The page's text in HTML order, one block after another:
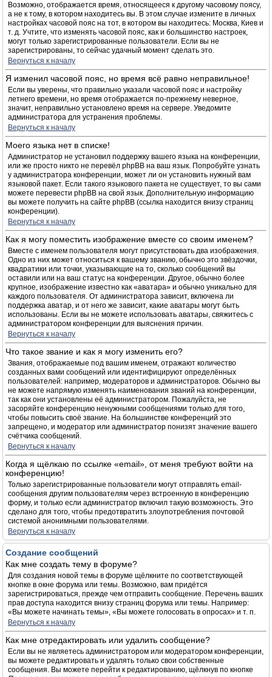
Возможно, отображается время, относящееся к другому часовому поясу,
а не к тому, в котором находитесь вы. В этом случае измените в личных
настройках часовой пояс на тот, в котором вы находитесь: Москва, Киев и
т. д. Учтите, что изменять часовой пояс, как и большинство настроек,
могут только зарегистрированные пользователи. Если вы не
зарегистрированы, то сейчас удачный момент сделать это.
Вернуться к началу
Я изменил часовой пояс, но время всё равно неправильное!
Если вы уверены, что правильно указали часовой пояс и настройку
летнего времени, но время отображается по-прежнему неверное,
значит, неправильно установлено время на сервере. Уведомите
администратора для устранения проблемы.
Вернуться к началу
Моего языка нет в списке!
Администратор не установил поддержку вашего языка на конференции,
или же просто никто не перевёл phpBB на ваш язык. Попробуйте узнать
у администратора конференции, может ли он установить нужный вам
языковой пакет. Если такого языкового пакета не существует, то вы сами
можете перевести phpBB на свой язык. Дополнительную информацию
вы можете получить на сайте phpBB (ссылка находится внизу страниц
конференции).
Вернуться к началу
Как я могу поместить изображение вместе со своим именем?
Вместе с именем пользователя могут присутствовать два изображения.
Одно из них может относиться к вашему званию, обычно это звёздочки,
квадратики или точки, указывающие на то, сколько сообщений вы
оставили или на ваш статус на конференции. Другое, обычно более
крупное, изображение известно как «аватара» и обычно уникально для
каждого пользователя. От администратора зависит, включена ли
поддержка аватар, и от него же зависит, какие аватары могут быть
использованы. Если вы не можете использовать аватары, свяжитесь с
администратором конференции для выяснения причин.
Вернуться к началу
Что такое звание и как я могу изменить его?
Звания, отображаемые под вашим именем, отражают количество
созданных вами сообщений или идентифицируют определённых
пользователей: например, модераторов и администраторов. Обычно вы
не можете напрямую изменять наименования званий на конференции,
так как они установлены её администратором. Пожалуйста, не
засоряйте конференцию ненужными сообщениями только для того,
чтобы повысить своё звание. На большинстве конференций это
запрещено, и модератор или администратор понизят значение вашего
счётчика сообщений.
Вернуться к началу
Когда я щёлкаю по ссылке «email», от меня требуют войти на
конференцию!
Только зарегистрированные пользователи могут отправлять email-
сообщения другим пользователям через встроенную в конференцию
форму, и только если администратор включил такую возможность. Это
сделано для того, чтобы предотвратить злоупотребления почтовой
системой анонимными пользователями.
Вернуться к началу
Создание сообщений
Как мне создать тему в форуме?
Для создания новой темы в форуме щёлкните по соответствующей
кнопке в окне форума или темы. Возможно, вам придётся
зарегистрироваться, прежде чем отправить сообщение. Перечень ваших
прав доступа находится внизу страниц форума или темы. Например:
«Вы можете начинать темы», «Вы можете голосовать в опросах» и т. п.
Вернуться к началу
Как мне отредактировать или удалить сообщение?
Если вы не являетесь администратором или модератором конференции,
вы можете редактировать и удалять только свои собственные
сообщения. Вы можете перейти к редактированию, щёлкнув по кнопке